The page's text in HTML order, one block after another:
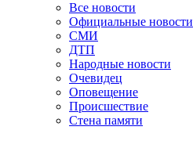
Все новости
Официальные новости
СМИ
ДТП
Народные новости
Очевидец
Оповещение
Происшествие
Стена памяти